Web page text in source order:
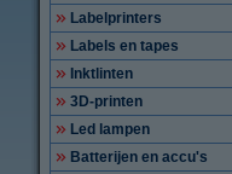
Labelprinters
Labels en tapes
Inktlinten
3D-printen
Led lampen
Batterijen en accu's